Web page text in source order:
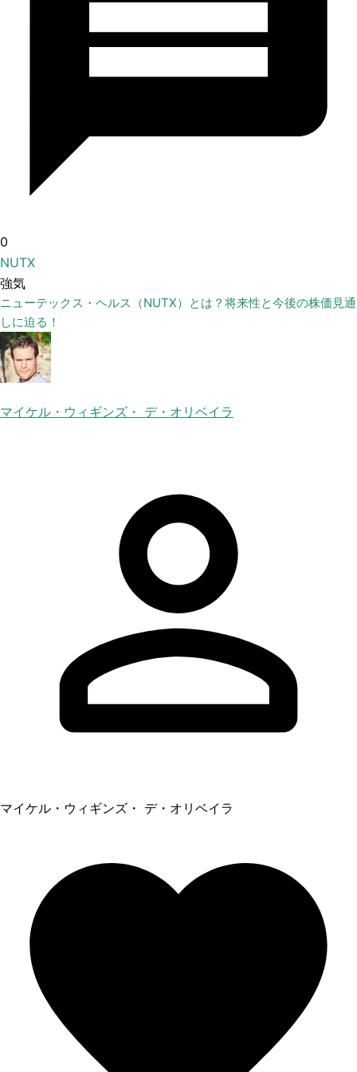
0
NUTX
強気
ニューテックス・ヘルス（NUTX）とは？将来性と今後の株価見通
しに迫る！
マイケル・ウィギンズ・ デ・オリベイラ
マイケル・ウィギンズ・ デ・オリベイラ